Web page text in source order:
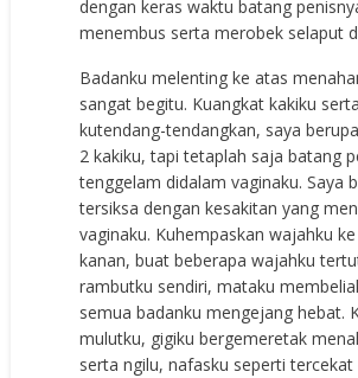
dengan keras waktu batang
menembus serta merobek selaput
Badanku melenting ke atas
sangat begitu. Kuangkat kakiku serta
kutendang-tendangkan, saya
2 kakiku, tapi tetaplah saja batang
tenggelam didalam vaginaku. Saya
tersiksa dengan kesakitan yang
vaginaku. Kuhempaskan wajahku
kanan, buat beberapa wajahku
rambutku sendiri, mataku
semua badanku mengejang hebat.
mulutku, gigiku bergemeretak
serta ngilu, nafasku seperti tercekat